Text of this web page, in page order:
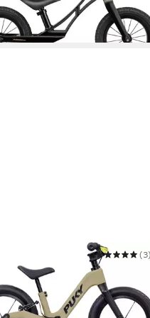
in 2 Wochen
PUKY NEXT 14
(3)
€
Werktag bei dir